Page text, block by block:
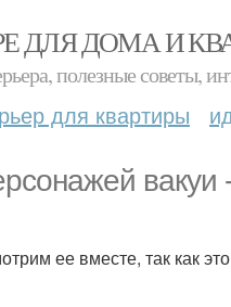
ДЛЯ ДОМА И
полезные советы,
для квартиры
ее вместе, так как